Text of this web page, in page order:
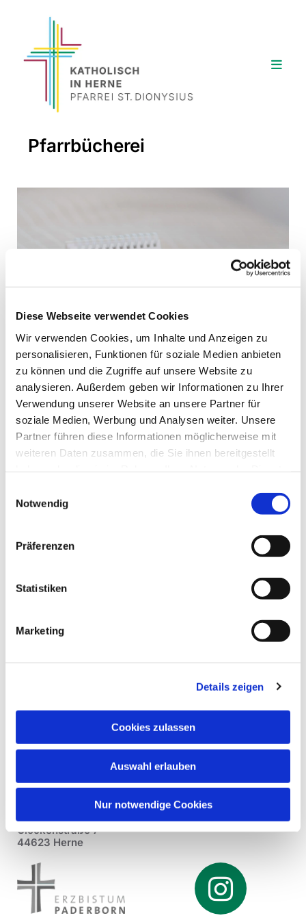
Diese Webseite verwendet Cookies
Wir verwenden Cookies, um Inhalte und Anzeigen zu
personalisieren, Funktionen für soziale Medien anbieten
zu können und die Zugriffe auf unsere Website zu
analysieren. Außerdem geben wir Informationen zu Ihrer
Verwendung unserer Website an unsere Partner für
soziale Medien, Werbung und Analysen weiter. Unsere
Partner führen diese Informationen möglicherweise mit
weiteren Daten zusammen, die Sie ihnen bereitgestellt
Notwendig
Präferenzen
Statistiken
Marketing
Details zeigen
Cookies zulassen
Auswahl erlauben
Nur notwendige Cookies
Pfarrbücherei
Sonntag, 26. Juli 2026, 11:00 Uhr
Gemeindehaus St. Marien,
Bismarckstr. 74b, 44629 Herne
Glockenstraße 7
44623 Herne